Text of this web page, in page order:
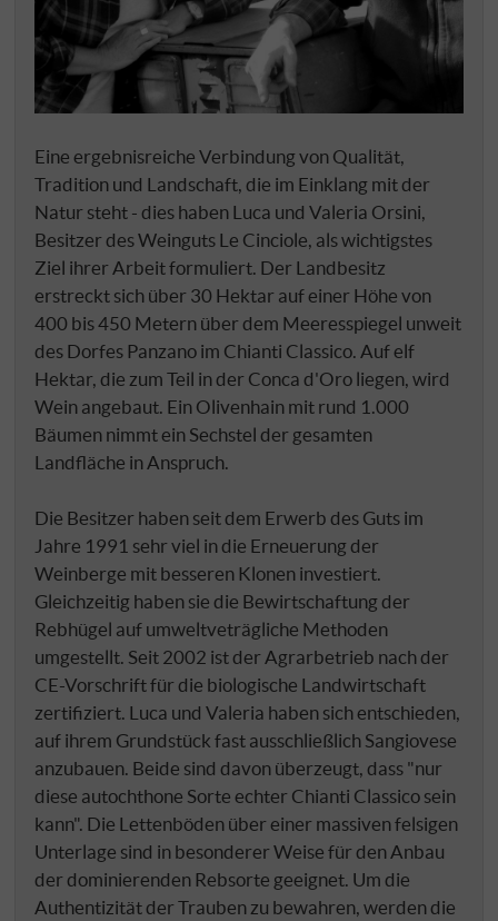
Eine ergebnisreiche Verbindung von Qualität,
Tradition und Landschaft, die im Einklang mit der
Natur steht - dies haben Luca und Valeria Orsini,
Besitzer des Weinguts Le Cinciole, als wichtigstes
Ziel ihrer Arbeit formuliert. Der Landbesitz
erstreckt sich über 30 Hektar auf einer Höhe von
400 bis 450 Metern über dem Meeresspiegel unweit
des Dorfes Panzano im Chianti Classico. Auf elf
Hektar, die zum Teil in der Conca d'Oro liegen, wird
Wein angebaut. Ein Olivenhain mit rund 1.000
Bäumen nimmt ein Sechstel der gesamten
Landfläche in Anspruch.
Die Besitzer haben seit dem Erwerb des Guts im
Jahre 1991 sehr viel in die Erneuerung der
Weinberge mit besseren Klonen investiert.
Gleichzeitig haben sie die Bewirtschaftung der
Rebhügel auf umweltveträgliche Methoden
umgestellt. Seit 2002 ist der Agrarbetrieb nach der
CE-Vorschrift für die biologische Landwirtschaft
zertifiziert. Luca und Valeria haben sich entschieden,
auf ihrem Grundstück fast ausschließlich Sangiovese
anzubauen. Beide sind davon überzeugt, dass "nur
diese autochthone Sorte echter Chianti Classico sein
kann". Die Lettenböden über einer massiven felsigen
Unterlage sind in besonderer Weise für den Anbau
der dominierenden Rebsorte geeignet. Um die
Authentizität der Trauben zu bewahren, werden die